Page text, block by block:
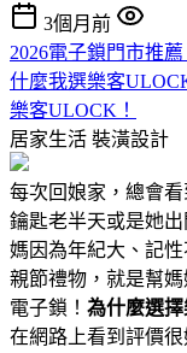
3個月前
2026電子鎖門市推
什麼我選樂客
樂客ULOCK！
居家生活 裝潢設計
每次回娘家，總會
鑰匙老半天或是她
媽因為年紀大、記
親節禮物，就是幫
電子鎖！ 為什麼選
在網路上看到評價